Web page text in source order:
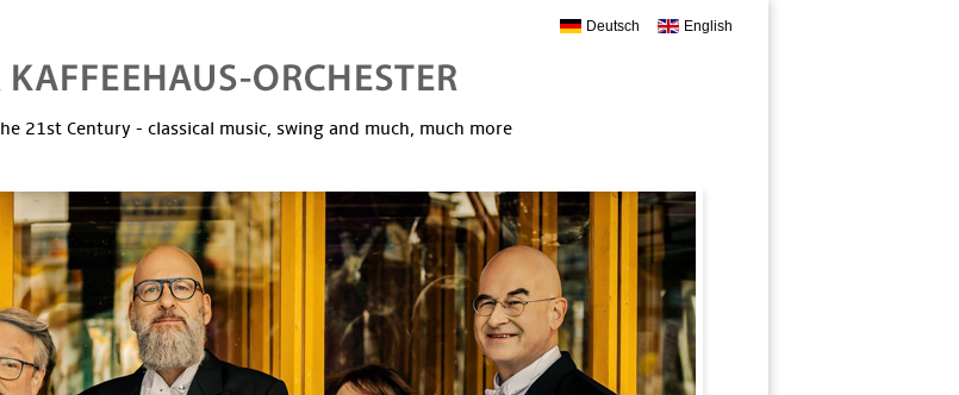
Deutsch English
21st Century - classical music, swing and much, much more